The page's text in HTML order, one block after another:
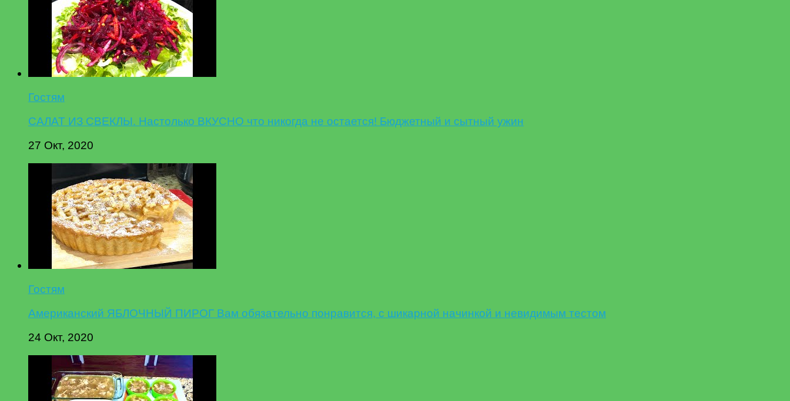
Гостям
САЛАТ ИЗ СВЕКЛЫ. Настолько ВКУСНО что никогда не остается! Бюджетный и сытный ужин
27 Окт, 2020
Гостям
Американский ЯБЛОЧНЫЙ ПИРОГ Вам обязательно понравится, с шикарной начинкой и невидимым тестом
24 Окт, 2020